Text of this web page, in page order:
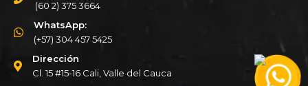
(60 2) 375 3664
WhatsApp:
(+57) 304 457 5425
Dirección
Cl. 15 #15-16 Cali, Valle del Cauca